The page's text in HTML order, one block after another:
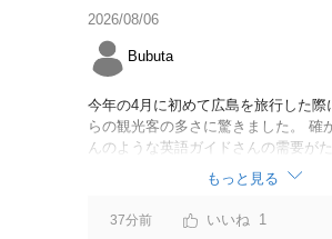
2026/08/06
Bubuta
今年の4月に初めて広島を旅行した際
らの観光客の多さに驚きました。 確
んのような英語ガイドさんの需要が
もっと見る
37分前 1